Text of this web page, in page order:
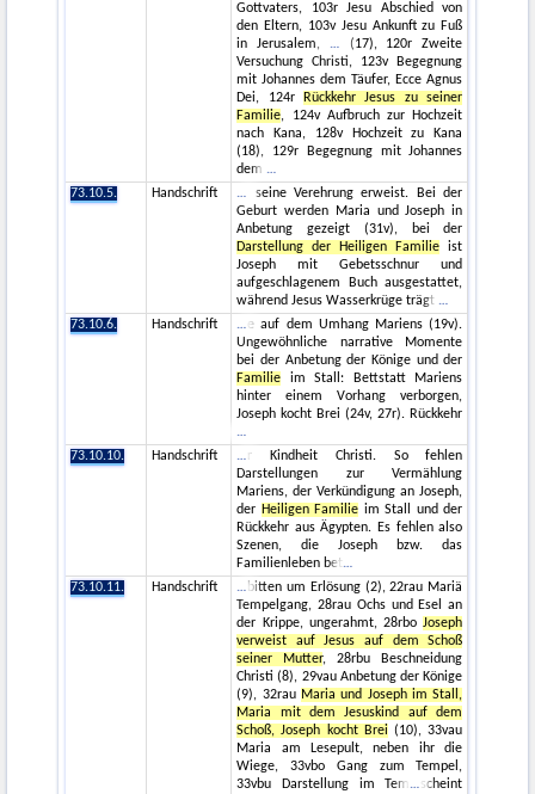
Gottvaters, 103r Jesu Abschied von
den Eltern, 103v Jesu Ankunft zu Fuß
in Jerusalem,
(17), 120r Zweite
Versuchung Christi, 123v Begegnung
mit Johannes dem Täufer, Ecce Agnus
Dei, 124r
Rückkehr Jesus zu seiner
Familie, 124v Aufbruch zur Hochzeit
nach Kana, 128v Hochzeit zu Kana
(18), 129r Begegnung mit Johannes
dem
73.10.5.
Handschrift
seine Verehrung erweist. Bei der
Geburt werden Maria und Joseph in
Anbetung gezeigt (31v), bei der
Darstellung der Heiligen Familie ist
Joseph mit Gebetsschnur und
aufgeschlagenem Buch ausgestattet,
während Jesus Wasserkrüge trägt
73.10.6.
Handschrift
e auf dem Umhang Mariens (19v).
Ungewöhnliche narrative Momente
bei der Anbetung der Könige und der
Familie im Stall: Bettstatt Mariens
hinter einem Vorhang verborgen,
Joseph kocht Brei (24v, 27r). Rückkehr
73.10.10. Handschrift
r Kindheit Christi. So fehlen
Darstellungen zur Vermählung
Mariens, der Verkündigung an Joseph,
der Heiligen Familie im Stall und der
Rückkehr aus Ägypten. Es fehlen also
Szenen, die Joseph bzw. das
Familienleben bet
73.10.11.
Handschrift
bitten um Erlösung (2), 22rau Mariä
Tempelgang, 28rau Ochs und Esel an
der Krippe, ungerahmt, 28rboJoseph
verweist auf Jesus auf dem Schoß
seiner Mutter, 28rbu Beschneidung
Christi (8), 29vau Anbetung der Könige
(9), 32rau Maria und Joseph im Stall,
Maria mit dem Jesuskind auf dem
Schoß, Joseph kocht Brei (10), 33vau
Maria am Lesepult, neben ihr die
Wiege, 33vbo Gang zum Tempel,
33vbu Darstellung im Tem
scheint